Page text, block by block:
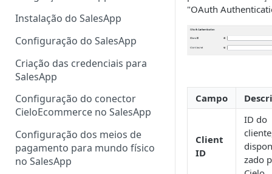
digitais
Configuração de pagamentos
customizados
ClearSale na VTEX
Configuração do Fingerprint
Cybersource na VTEX
Cadastro de sellers para Split
de Pagamento
Instalação do SalesApp
Configuração do SalesApp
Criação das credenciais para
SalesApp
Configuração do conector
CieloEcommerce no SalesApp
Configuração dos meios de
pagamento para mundo físico
no SalesApp
"OAuth
Campo
Client
ID
ID do
zado